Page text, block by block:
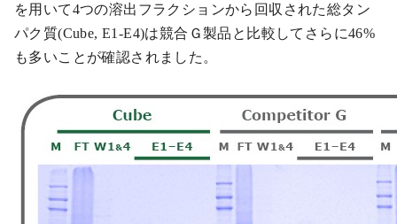
を用いて4つの溶出フラクションから回収された総タン
パク質(Cube, E1-E4)は競合Ｇ製品と比較してさらに46%
も多いことが確認されました。